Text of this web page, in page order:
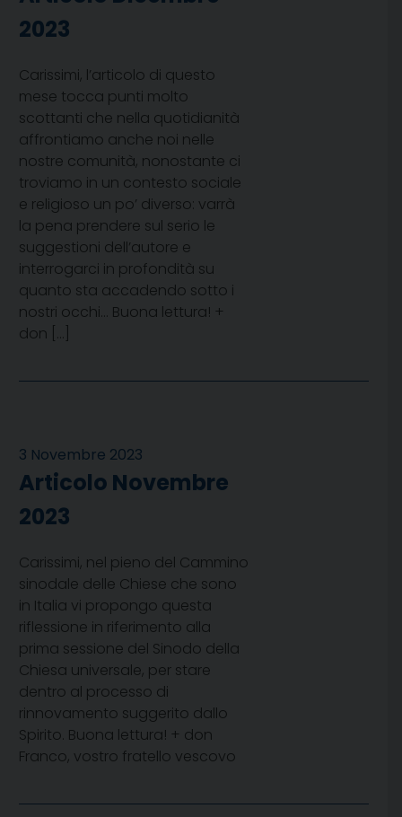
2023
Carissimi, l’articolo di questo
mese tocca punti molto
scottanti che nella quotidianità
affrontiamo anche noi nelle
nostre comunità, nonostante ci
troviamo in un contesto sociale
e religioso un po’ diverso: varrà
la pena prendere sul serio le
suggestioni dell’autore e
interrogarci in profondità su
quanto sta accadendo sotto i
nostri occhi… Buona lettura! +
don […]
3 Novembre 2023
Articolo Novembre
2023
Carissimi, nel pieno del Cammino
sinodale delle Chiese che sono
in Italia vi propongo questa
riflessione in riferimento alla
prima sessione del Sinodo della
Chiesa universale, per stare
dentro al processo di
rinnovamento suggerito dallo
Spirito. Buona lettura! + don
Franco, vostro fratello vescovo